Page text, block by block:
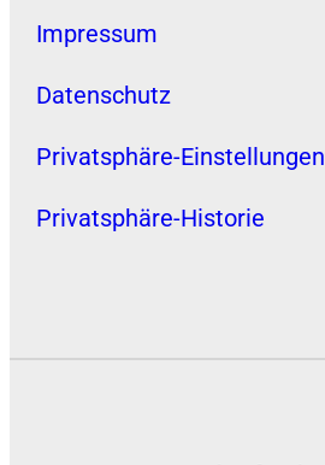
Impressum
Datenschutz
Privatsphäre-Einstellungen
Privatsphäre-Historie